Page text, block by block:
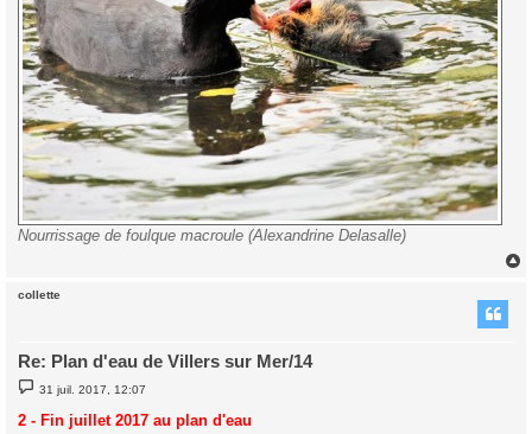
Nourrissage de foulque macroule (Alexandrine Delasalle)
collette
Re: Plan d'eau de Villers sur Mer/14
M
e
s
s
31 juil. 2017, 12:07
2 - Fin juillet 2017 au plan d'eau